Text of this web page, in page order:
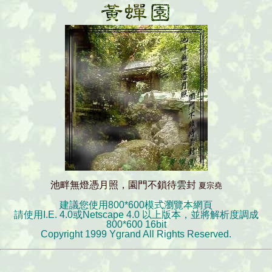
池畔無燈憑月照，園門不鎖待雲封 夏宗堯
建議您使用800*600模式瀏覽本網頁
請使用I.E. 4.0或Netscape 4.0 以上版本，並將解析度調成
800*600 16bit
Copyright 1999 Ygrand All Rights Reserved.